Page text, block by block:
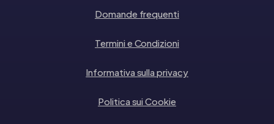
Domande frequenti
Termini e Condizioni
Informativa sulla privacy
Politica sui Cookie